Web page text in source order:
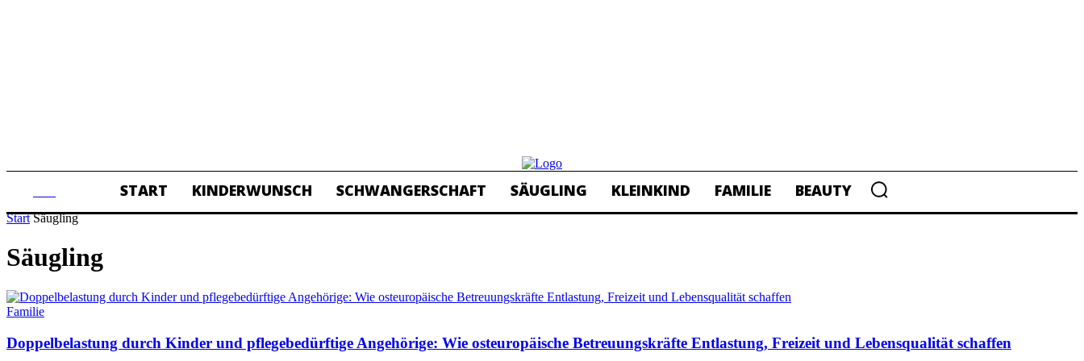
START KINDERWUNSCH SCHWANGERSCHAFT SÄUGLING KLEINKIND FAMILIE BEAUTY
Start Säugling
Säugling
Familie
Doppelbelastung durch Kinder und pflegebedürftige Angehörige: Wie osteuropäische Betreuungskräfte Entlastung, Freizeit und Lebensqualität schaffen